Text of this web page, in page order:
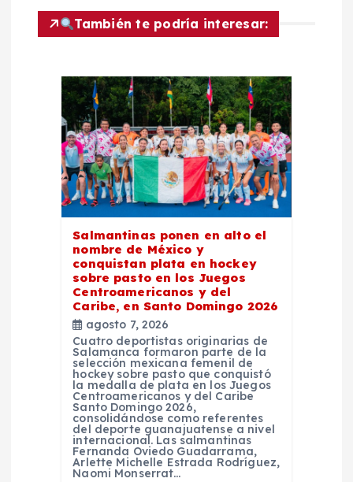
n
También te podría interesar:
Salmantinas ponen en alto el
nombre de México y
conquistan plata en hockey
sobre pasto en los Juegos
Centroamericanos y del
Caribe, en Santo Domingo 2026
agosto 7, 2026
Cuatro deportistas originarias de
Salamanca formaron parte de la
selección mexicana femenil de
hockey sobre pasto que conquistó
la medalla de plata en los Juegos
Centroamericanos y del Caribe
Santo Domingo 2026,
consolidándose como referentes
del deporte guanajuatense a nivel
internacional. Las salmantinas
Fernanda Oviedo Guadarrama,
Arlette Michelle Estrada Rodríguez,
Naomi Monserrat…